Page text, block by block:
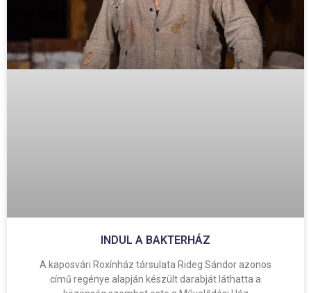
INDUL A BAKTERHÁZ
A kaposvári Roxínház társulata Rideg Sándor azonos
című regénye alapján készült darabját láthatta a